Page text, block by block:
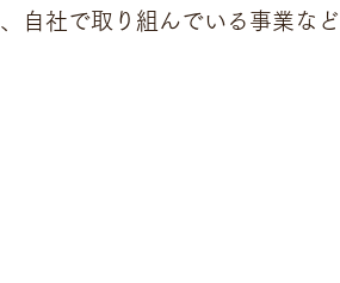
自社で取り組んでいる事業など